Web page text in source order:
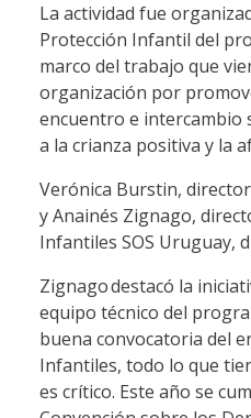
La actividad fue
Protección Infantil del
marco del trabajo que
organización por
encuentro e intercambio
a la crianza positiva y la
Verónica Burstin,
y Anainés Zignago,
Infantiles SOS Uruguay,
Zignago destacó la
equipo técnico del
buena convocatoria del
Infantiles, todo lo que
es crítico. Este año se